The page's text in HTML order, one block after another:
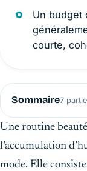
Un budget
courte,
Sommaire7
Une routine
l’accumulation
mode. Elle